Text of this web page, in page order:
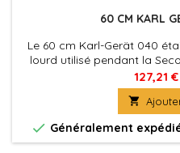
60 CM KARL
Le 60 cm Karl-Gerät 040
lourd utilisé pendant la
équipé d'un127,21 €

 Généralement